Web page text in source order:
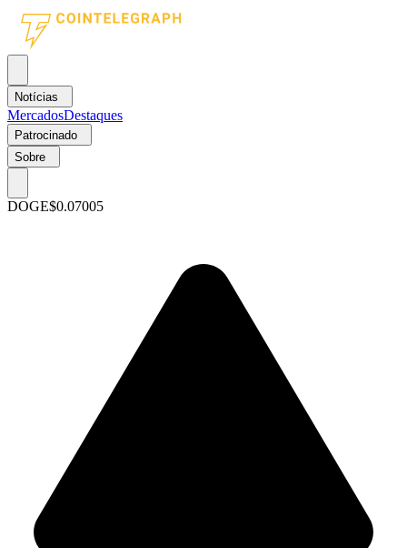
Notícias
MercadosDestaques
Patrocinado
Sobre
DOGE$0.07005